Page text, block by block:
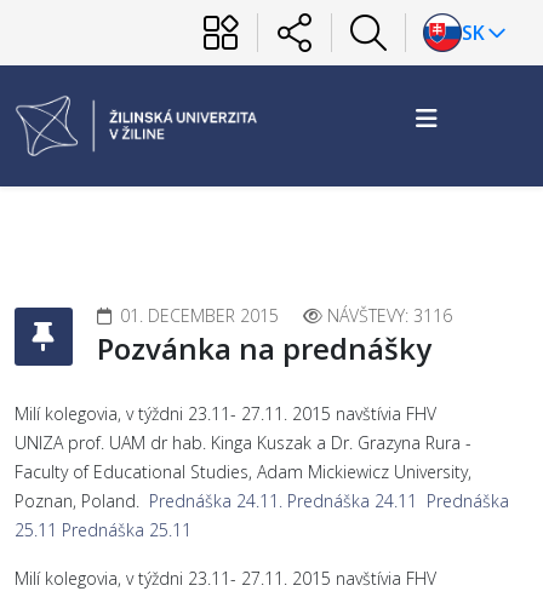
SK
01. DECEMBER 2015 NÁVŠTEVY: 3116
Pozvánka na prednášky
Milí kolegovia, v týždni 23.11- 27.11. 2015 navštívia FHV
UNIZA prof. UAM dr hab. Kinga Kuszak a Dr. Grazyna Rura -
Faculty of Educational Studies, Adam Mickiewicz University,
Poznan, Poland. Prednáška 24.11. Prednáška 24.11
Prednáška
25.11 Prednáška 25.11
Milí kolegovia, v týždni 23.11- 27.11. 2015 navštívia FHV